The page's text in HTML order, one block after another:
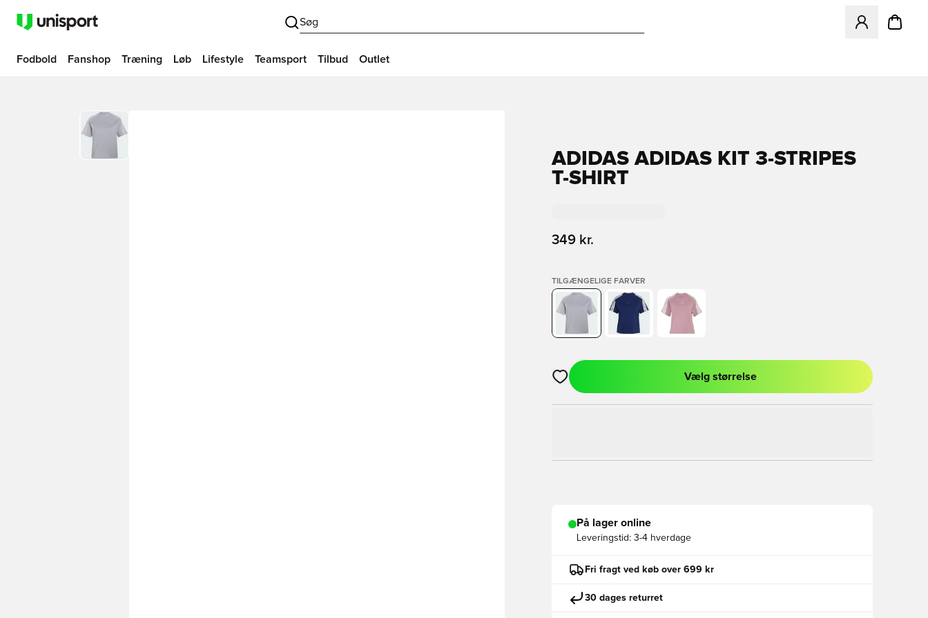
Søg
Åbner en
Fodbold Fanshop Træning Løb Lifestyle Teamsport Tilbud Outlet
ADIDAS ADIDAS KIT 3-STRIPES
T-SHIRT
349 kr.
TILGÆNGELIGE FARVER
Åbner en Modal til at logge ind eller tilmelde dig som medlem
Vælg størrelse
På lager online
Leveringstid: 3-4 hverdage
Fri fragt ved køb over 699 kr
30 dages returret